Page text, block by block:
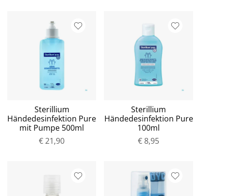
Sterillium
Händedesinfektion Pure
mit Pumpe 500ml
€ 21,90
Sterillium
Händedesinfektion Pure
100ml
€ 8,95